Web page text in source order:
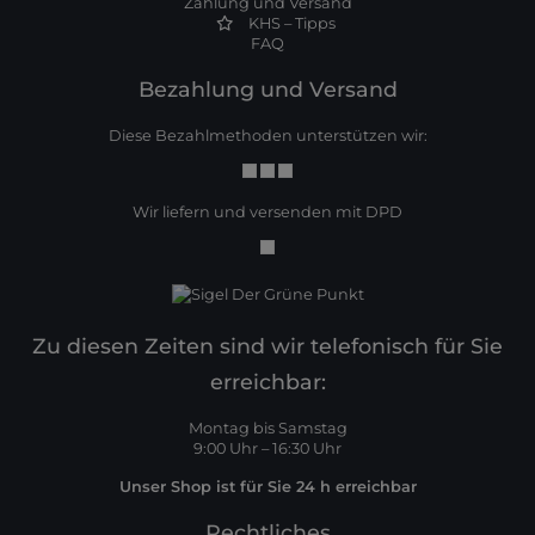
KHS – Tipps
FAQ
Bezahlung und Versand
Diese Bezahlmethoden unterstützen wir:
Wir liefern und versenden mit DPD
Zu diesen Zeiten sind wir telefonisch für Sie
erreichbar:
Montag bis Samstag
9:00 Uhr – 16:30 Uhr
Unser Shop ist für Sie 24 h erreichbar